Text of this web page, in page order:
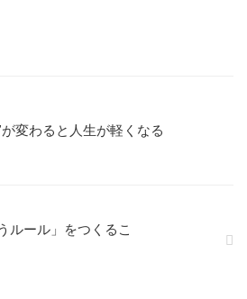
が変わると人生が軽くなる
ルール」をつくるこ